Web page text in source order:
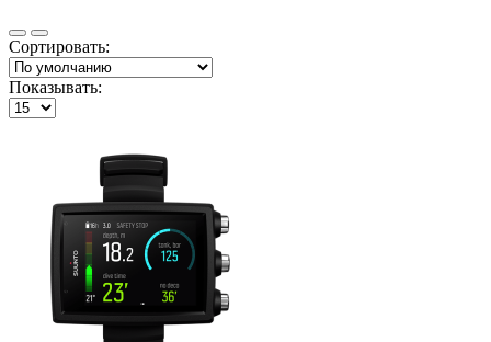
Сортировать:
Показывать: